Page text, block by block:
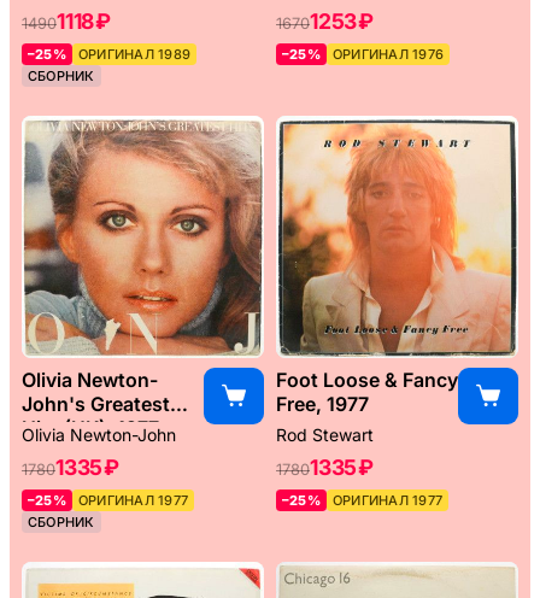
14901118 ₽
–25%
ОРИГИНАЛ 1989
СБОРНИК
16701253 ₽
–25% ОРИГИНАЛ 1976
Olivia Newton-
John's Greatest
Hits (UK), 1977
Olivia Newton-John
17801335 ₽
–25%
ОРИГИНАЛ 1977
СБОРНИК
Foot Loose & Fancy
Free, 1977
Rod Stewart
17801335 ₽
–25% ОРИГИНАЛ 1977